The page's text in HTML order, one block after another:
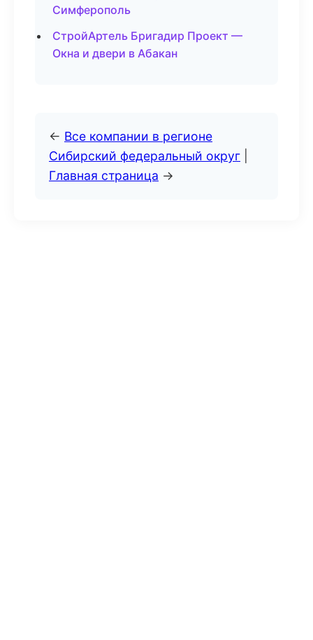
Симферополь
СтройАртель Бригадир Проект —
Окна и двери в Абакан
← Все компании в регионе
Сибирский федеральный округ
Главная страница →